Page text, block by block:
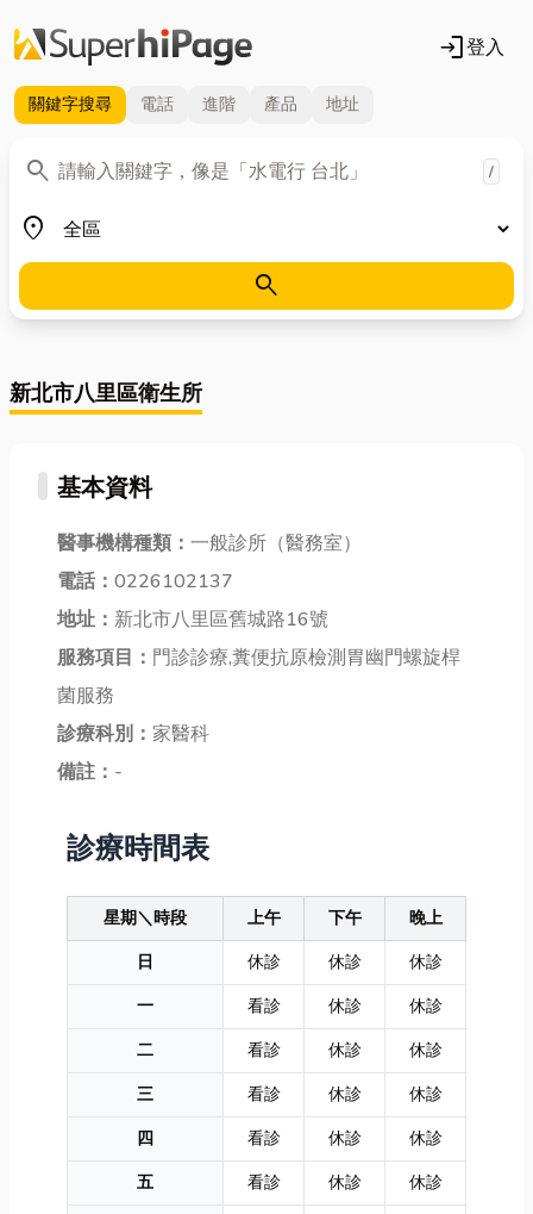
login登入
關鍵字搜尋 電話 進階 產品 地址
search
關鍵字 /
place
地區
search
新北市八里區衛生所
基本資料
醫事機構種類： 一般診所（醫務室）
電話： 0226102137
地址： 新北市八里區舊城路16號
服務項目： 門診診療,糞便抗原檢測胃幽門螺旋桿
菌服務
診療科別： 家醫科
備註： -
診療時間表
星期＼時段 上午 下午
晚上
日
休診 休診
休診
一
看診 休診
休診
二
看診 休診
休診
三
看診 休診
休診
四
看診 休診
休診
五
看診 休診
休診